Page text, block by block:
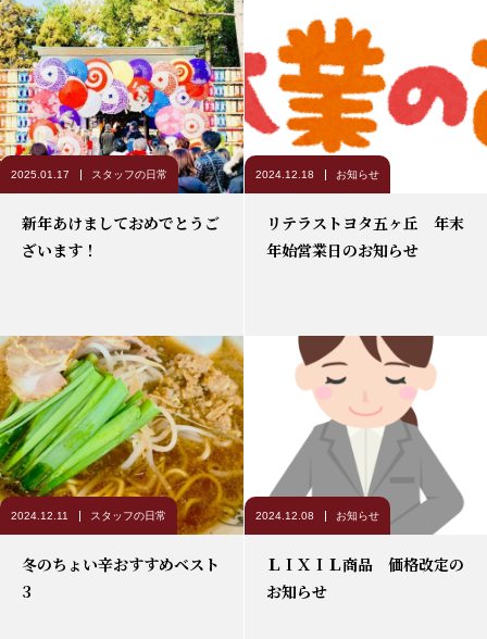
2025.01.17 スタッフの日常
新年あけましておめでとうご
ざいます！
2024.12.18 お知らせ
リテラストヨタ五ヶ丘 年末
年始営業日のお知らせ
2024.12.11 スタッフの日常
冬のちょい辛おすすめベスト
3
2024.12.08 お知らせ
ＬＩＸＩＬ商品 価格改定の
お知らせ